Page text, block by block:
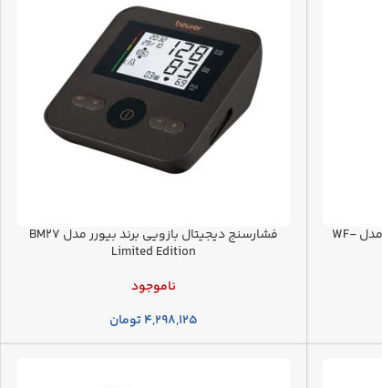
دماسنج لیزری بدن و محیط برند B.Well مدل WF-
فشارسنج دیجیتال بازویی برند بیورر مدل BM27
Limited Edition
ناموجود
۴,۲۹۸,۱۲۵تومان